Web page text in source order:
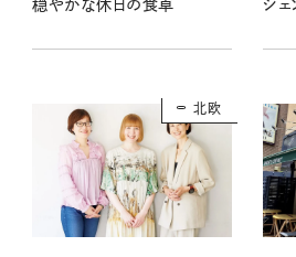
穏やかな休日の食卓
ジェ
北欧